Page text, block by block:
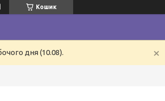
Кошик
дня (10.08).